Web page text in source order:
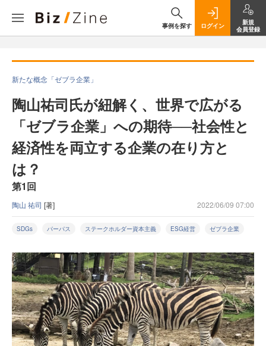
事例を探す ログイン
新規
会員登録
新たな概念「ゼブラ企業」
陶山祐司氏が紐解く、世界で広がる
「ゼブラ企業」への期待──社会性と
経済性を両立する企業の在り方と
は？
第1回
陶山 祐司 [著] 2022/06/09 07:00
SDGs パーパス ステークホルダー資本主義 ESG経営 ゼブラ企業